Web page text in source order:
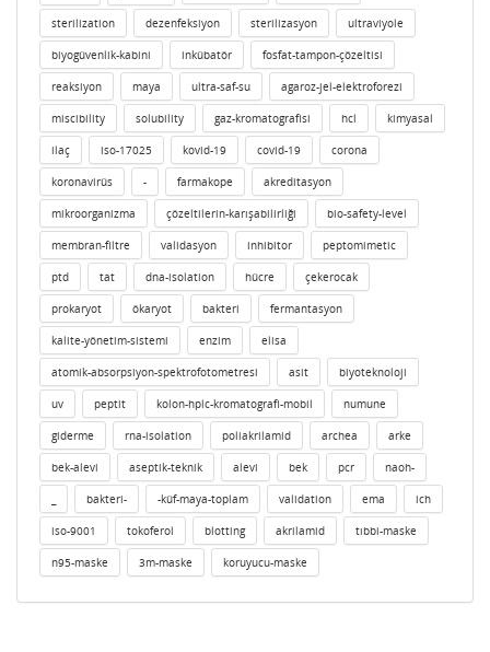
sterilization dezenfeksiyon sterilizasyon ultraviyole
biyogüvenlik-kabini inkübatör fosfat-tampon-çözeltisi
reaksiyon maya ultra-saf-su agaroz-jel-elektroforezi
miscibility solubility gaz-kromatografisi hcl kimyasal
ilaç iso-17025 kovid-19 covid-19 corona
koronavirüs - farmakope akreditasyon
mikroorganizma çözeltilerin-karışabilirliği bio-safety-level
membran-filtre validasyon inhibitor peptomimetic
ptd tat dna-isolation hücre çekerocak
prokaryot ökaryot bakteri fermantasyon
kalite-yönetim-sistemi enzim elisa
atomik-absorpsiyon-spektrofotometresi asit biyoteknoloji
uv peptit kolon-hplc-kromatografi-mobil numune
giderme rna-isolation poliakrilamid archea arke
bek-alevi aseptik-teknik alevi bek pcr naoh-
bakteri- -küf-maya-toplam validation ema ich
iso-9001 tokoferol blotting akrilamid tıbbi-maske
n95-maske 3m-maske koruyucu-maske